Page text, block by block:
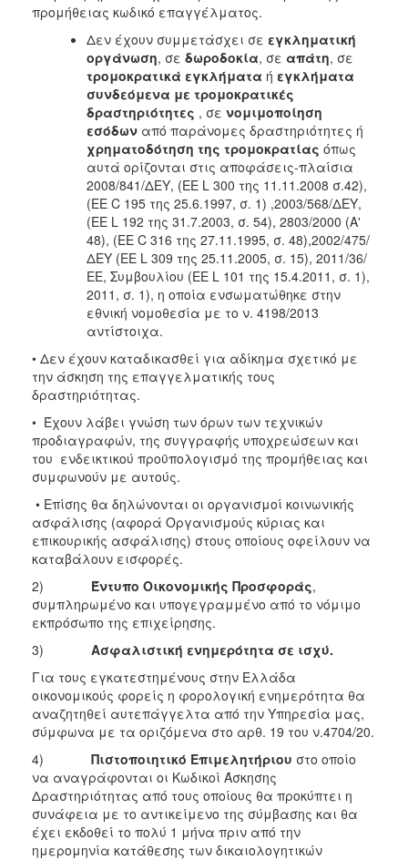
προμήθειας κωδικό επαγγέλματος.
Δεν έχουν συμμετάσχει σε εγκληματική
οργάνωση, σε δωροδοκία, σε απάτη, σε
τρομοκρατικά εγκλήματα ή εγκλήματα
συνδεόμενα με τρομοκρατικές
δραστηριότητες , σε νομιμοποίηση
εσόδων από παράνομες δραστηριότητες ή
χρηματοδότηση της τρομοκρατίας όπως
αυτά ορίζονται στις αποφάσεις-πλαίσια
2008/841/ΔΕΥ, (ΕΕ L 300 της 11.11.2008 σ.42),
(ΕΕ C 195 της 25.6.1997, σ. 1) ,2003/568/ΔΕΥ,
(ΕΕ L 192 της 31.7.2003, σ. 54), 2803/2000 (Α'
48), (ΕΕ C 316 της 27.11.1995, σ. 48),2002/475/
ΔΕΥ (ΕΕ L 309 της 25.11.2005, σ. 15), 2011/36/
ΕΕ, Συμβουλίου (ΕΕ L 101 της 15.4.2011, σ. 1),
2011, σ. 1), η οποία ενσωματώθηκε στην
εθνική νομοθεσία με το ν. 4198/2013
αντίστοιχα.
• Δεν έχουν καταδικασθεί για αδίκημα σχετικό με
την άσκηση της επαγγελματικής τους
δραστηριότητας.
• Έχουν λάβει γνώση των όρων των τεχνικών
προδιαγραφών, της συγγραφής υποχρεώσεων και
του ενδεικτικού προϋπολογισμό της προμήθειας και
συμφωνούν με αυτούς.
• Επίσης θα δηλώνονται οι οργανισμοί κοινωνικής
ασφάλισης (αφορά Οργανισμούς κύριας και
επικουρικής ασφάλισης) στους οποίους οφείλουν να
καταβάλουν εισφορές.
2) Έντυπο Οικονομικής Προσφοράς,
συμπληρωμένο και υπογεγραμμένο από το νόμιμο
εκπρόσωπο της επιχείρησης.
3) Ασφαλιστική ενημερότητα σε ισχύ.
Για τους εγκατεστημένους στην Ελλάδα
οικονομικούς φορείς η φορολογική ενημερότητα θα
αναζητηθεί αυτεπάγγελτα από την Υπηρεσία μας,
σύμφωνα με τα οριζόμενα στο αρθ. 19 του ν.4704/20.
4) Πιστοποιητικό Επιμελητήριου στο οποίο
να αναγράφονται οι Κωδικοί Άσκησης
Δραστηριότητας από τους οποίους θα προκύπτει η
συνάφεια με το αντικείμενο της σύμβασης και θα
έχει εκδοθεί το πολύ 1 μήνα πριν από την
ημερομηνία κατάθεσης των δικαιολογητικών